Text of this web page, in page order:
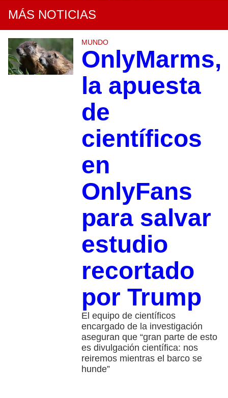
MÁS NOTICIAS
MUNDO
OnlyMarms,
la apuesta
de
científicos
en
OnlyFans
para salvar
estudio
recortado
por Trump
El equipo de científicos
encargado de la investigación
aseguran que “gran parte de esto
es divulgación científica: nos
reiremos mientras el barco se
hunde”